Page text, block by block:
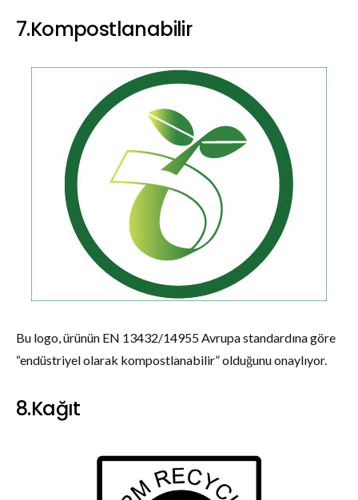
7.Kompostlanabilir
Bu logo, ürünün EN 13432/14955 Avrupa standardına göre
“endüstriyel olarak kompostlanabilir” olduğunu onaylıyor.
8.Kağıt